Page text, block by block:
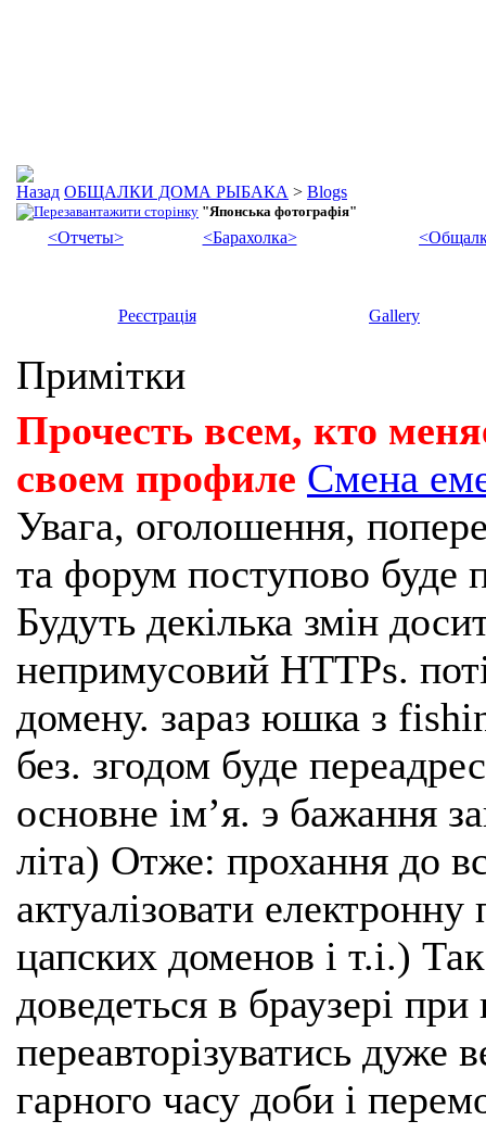
ОБЩАЛКИ ДОМА РЫБАКА > Blogs
"Японська фотографія"
<Отчеты> <Барахолка>
Реєстрація Gallery
Примітки
Прочесть всем, кто
своем профиле Смена
Увага, оголошення,
та форум поступово буде
Будуть декілька змін
непримусовий HTTPs.
домену. зараз юшка з
без. згодом буде
основне імʼя. э бажання
літа) Отже: прохання до
актуалізовати
цапских доменов і т.і.)
доведеться в браузері
переавторізуватись
гарного часу доби і